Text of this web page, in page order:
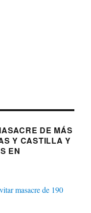
DE MÁS
Y CASTILLA Y
EN